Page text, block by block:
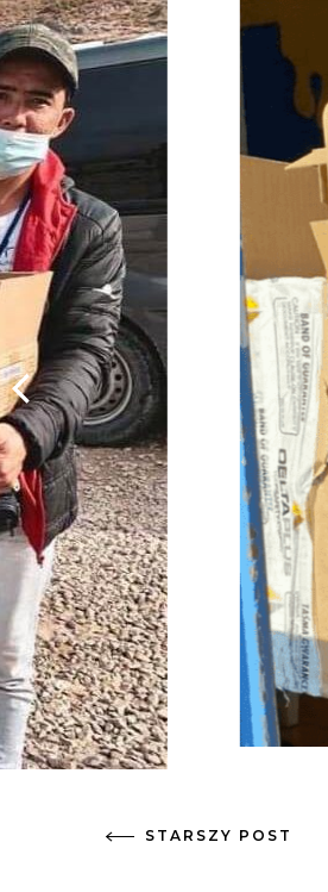
STARSZY POST